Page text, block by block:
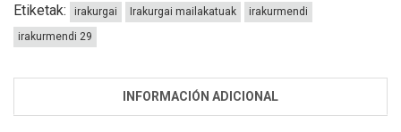
Etiketak: irakurgai Irakurgai mailakatuak
irakurmendi
irakurmendi 29
INFORMACIÓN ADICIONAL